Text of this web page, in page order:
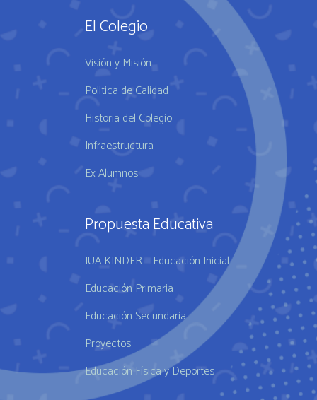
El Colegio
Visión y Misión
Política de Calidad
Historia del Colegio
Infraestructura
Ex Alumnos
Propuesta Educativa
IUA KINDER – Educación Inicial
Educación Primaria
Educación Secundaria
Proyectos
Educación Física y Deportes